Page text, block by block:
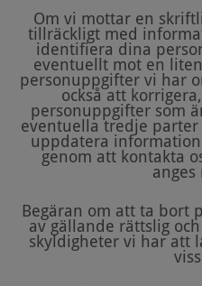
Om vi mottar en
tillräckligt med
identifiera dina
eventuellt mot en
personuppgifter vi har
också att
personuppgifter som
eventuella tredje
uppdatera
genom att kontakta
anges
Begäran om att ta bort
av gällande rättslig
skyldigheter vi har att